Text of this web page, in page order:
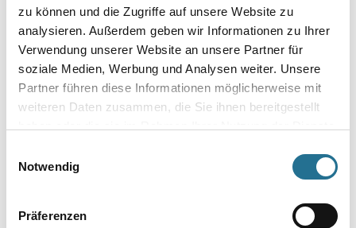
zu können und die Zugriffe auf unsere Website zu
analysieren. Außerdem geben wir Informationen zu Ihrer
Verwendung unserer Website an unsere Partner für
soziale Medien, Werbung und Analysen weiter. Unsere
Partner führen diese Informationen möglicherweise mit
weiteren Daten zusammen, die Sie ihnen bereitgestellt
Notwendig
Präferenzen
Umrechnungsfaktoren